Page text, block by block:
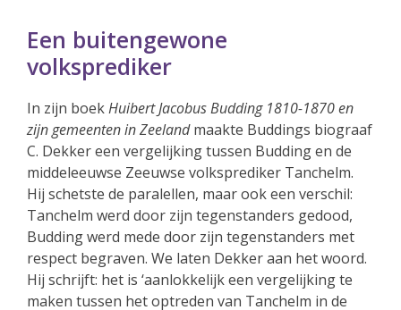
Een buitengewone
volksprediker
In zijn boekHuibert Jacobus Budding 1810-1870 en
zijn gemeenten in Zeelandmaakte Buddings biograaf
C. Dekker een vergelijking tussen Budding en de
middeleeuwse Zeeuwse volksprediker Tanchelm.
Hij schetste de paralellen, maar ook een verschil:
Tanchelm werd door zijn tegenstanders gedood,
Budding werd mede door zijn tegenstanders met
respect begraven. We laten Dekker aan het woord.
Hij schrijft: het is ‘aanlokkelijk een vergelijking te
maken tussen het optreden van Tanchelm in de